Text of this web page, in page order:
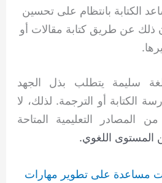
الكتابة بانتظام على تحسين
ذلك عن طريق كتابة مقالات أو
سليمة يتطلب بذل الجهد
الكتابة أو الترجمة. لذلك، لا
المصادر التعليمية المتاحة
المستوى اللغوي.
مساعدة على تطوير مهارات